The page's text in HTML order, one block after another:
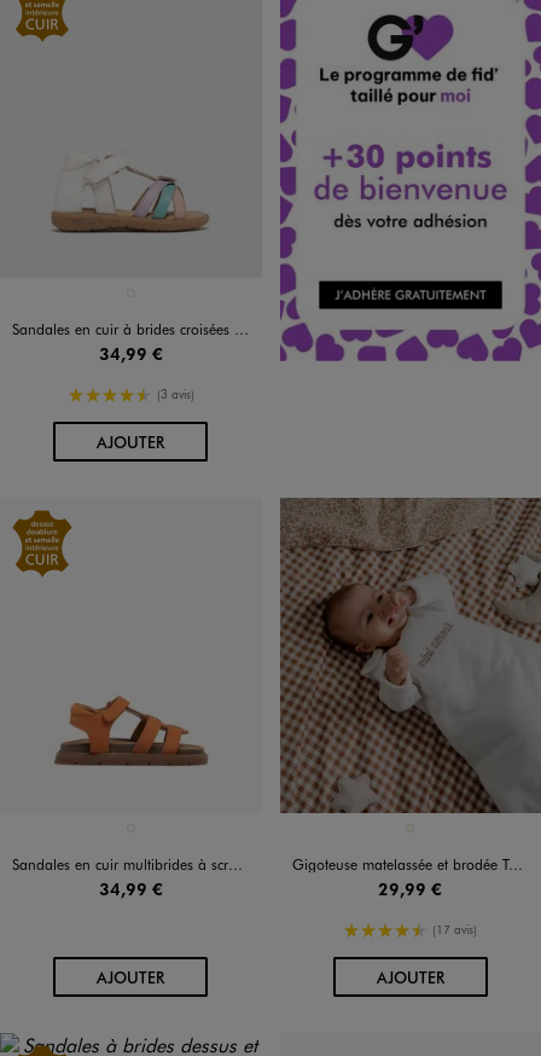
Sandales en cuir à brides croisées bébé fille - Na!
34,99 €
4.5/5 de moyenne
(3 avis)
AJOUTERAU PANIER
Sandales en cuir multibrides à scratch bébé garçon - Na!
34,99 €
AJOUTERAU PANIER
Gigoteuse matelassée et brodée TOG 2.5
29,99 €
4.5/5 de moyenne
(17 avis)
AJOUTERAU PANIER